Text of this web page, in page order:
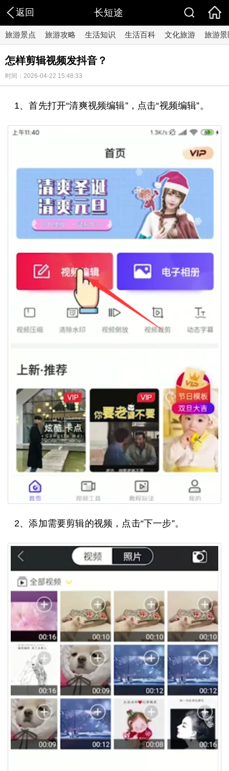
返回 长短途
旅游景点 旅游攻略 生活知识 生活百科 文化旅游 旅游景
怎样剪辑视频发抖音？
时间：2026-04-22 15:48:33
1、首先打开“清爽视频编辑”，点击“视频编辑”。
2、添加需要剪辑的视频，点击“下一步”。